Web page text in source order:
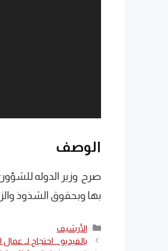
الوصف
صرح وزير الدوله للشؤون
بها وبحقوق الشذوذ
التصنيفات
الأرشيف
بالفيديو .. احتجاج لـ